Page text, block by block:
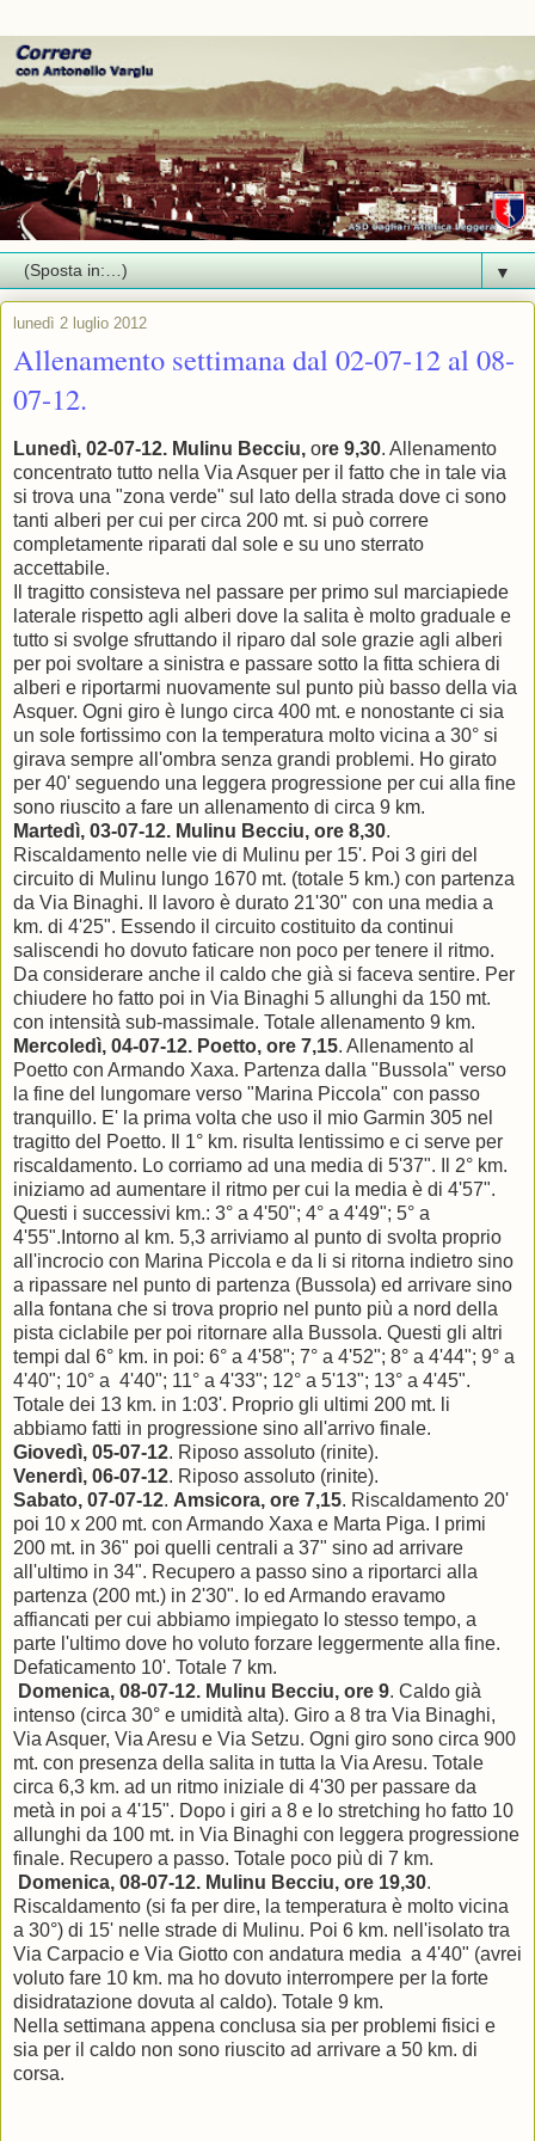
▼
lunedì 2 luglio 2012
Allenamento settimana dal 02-07-12 al 08-
07-12.
Lunedì, 02-07-12. Mulinu Becciu, ore 9,30. Allenamento
concentrato tutto nella Via Asquer per il fatto che in tale via
si trova una "zona verde" sul lato della strada dove ci sono
tanti alberi per cui per circa 200 mt. si può correre
completamente riparati dal sole e su uno sterrato
accettabile.
Il tragitto consisteva nel passare per primo sul marciapiede
laterale rispetto agli alberi dove la salita è molto graduale e
tutto si svolge sfruttando il riparo dal sole grazie agli alberi
per poi svoltare a sinistra e passare sotto la fitta schiera di
alberi e riportarmi nuovamente sul punto più basso della via
Asquer. Ogni giro è lungo circa 400 mt. e nonostante ci sia
un sole fortissimo con la temperatura molto vicina a 30° si
girava sempre all'ombra senza grandi problemi. Ho girato
per 40' seguendo una leggera progressione per cui alla fine
sono riuscito a fare un allenamento di circa 9 km.
Martedì, 03-07-12. Mulinu Becciu, ore 8,30.
Riscaldamento nelle vie di Mulinu per 15'. Poi 3 giri del
circuito di Mulinu lungo 1670 mt. (totale 5 km.) con partenza
da Via Binaghi. Il lavoro è durato 21'30" con una media a
km. di 4'25". Essendo il circuito costituito da continui
saliscendi ho dovuto faticare non poco per tenere il ritmo.
Da considerare anche il caldo che già si faceva sentire. Per
chiudere ho fatto poi in Via Binaghi 5 allunghi da 150 mt.
con intensità sub-massimale. Totale allenamento 9 km.
Mercoledì, 04-07-12. Poetto, ore 7,15. Allenamento al
Poetto con Armando Xaxa. Partenza dalla "Bussola" verso
la fine del lungomare verso "Marina Piccola" con passo
tranquillo. E' la prima volta che uso il mio Garmin 305 nel
tragitto del Poetto. Il 1° km. risulta lentissimo e ci serve per
riscaldamento. Lo corriamo ad una media di 5'37". Il 2° km.
iniziamo ad aumentare il ritmo per cui la media è di 4'57".
Questi i successivi km.: 3° a 4'50"; 4° a 4'49"; 5° a
4'55".Intorno al km. 5,3 arriviamo al punto di svolta proprio
all'incrocio con Marina Piccola e da li si ritorna indietro sino
a ripassare nel punto di partenza (Bussola) ed arrivare sino
alla fontana che si trova proprio nel punto più a nord della
pista ciclabile per poi ritornare alla Bussola. Questi gli altri
tempi dal 6° km. in poi: 6° a 4'58"; 7° a 4'52"; 8° a 4'44"; 9° a
4'40"; 10° a 4'40"; 11° a 4'33"; 12° a 5'13"; 13° a 4'45".
Totale dei 13 km. in 1:03'. Proprio gli ultimi 200 mt. li
abbiamo fatti in progressione sino all'arrivo finale.
Giovedì, 05-07-12. Riposo assoluto (rinite).
Venerdì, 06-07-12. Riposo assoluto (rinite).
Sabato, 07-07-12. Amsicora, ore 7,15. Riscaldamento 20'
poi 10 x 200 mt. con Armando Xaxa e Marta Piga. I primi
200 mt. in 36" poi quelli centrali a 37" sino ad arrivare
all'ultimo in 34". Recupero a passo sino a riportarci alla
partenza (200 mt.) in 2'30". Io ed Armando eravamo
affiancati per cui abbiamo impiegato lo stesso tempo, a
parte l'ultimo dove ho voluto forzare leggermente alla fine.
Defaticamento 10'. Totale 7 km.
Domenica, 08-07-12. Mulinu Becciu, ore 9. Caldo già
intenso (circa 30° e umidità alta). Giro a 8 tra Via Binaghi,
Via Asquer, Via Aresu e Via Setzu. Ogni giro sono circa 900
mt. con presenza della salita in tutta la Via Aresu. Totale
circa 6,3 km. ad un ritmo iniziale di 4'30 per passare da
metà in poi a 4'15". Dopo i giri a 8 e lo stretching ho fatto 10
allunghi da 100 mt. in Via Binaghi con leggera progressione
finale. Recupero a passo. Totale poco più di 7 km.
Domenica, 08-07-12. Mulinu Becciu, ore 19,30.
Riscaldamento (si fa per dire, la temperatura è molto vicina
a 30°) di 15' nelle strade di Mulinu. Poi 6 km. nell'isolato tra
Via Carpacio e Via Giotto con andatura media a 4'40" (avrei
voluto fare 10 km. ma ho dovuto interrompere per la forte
disidratazione dovuta al caldo). Totale 9 km.
Nella settimana appena conclusa sia per problemi fisici e
sia per il caldo non sono riuscito ad arrivare a 50 km. di
corsa.